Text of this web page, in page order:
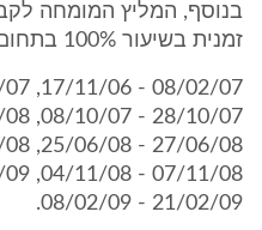
בנוסף, המליץ המומחה
זמנית בשיעור 100% בתחום האורתופדי:
21/02/09 - 08/02/09.